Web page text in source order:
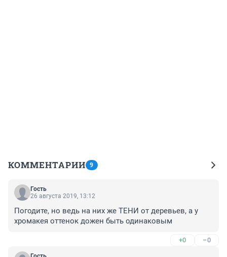
КОММЕНТАРИИ 9
Гость
26 августа 2019, 13:12
Погодите, но ведь на них же ТЕНИ от деревьев, а у
хромакея оттенок дожен быть одинаковым
+0 –0